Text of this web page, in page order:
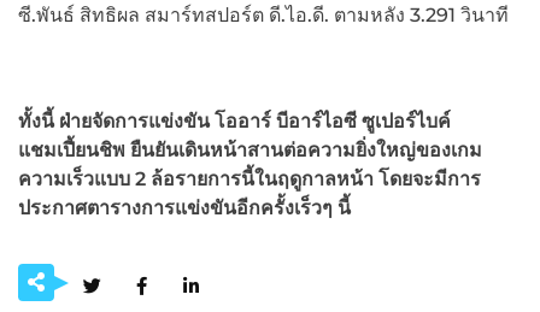
ซี.พันธ์ สิทธิผล สมาร์ทสปอร์ต ดี.ไอ.ดี. ตามหลัง 3.291 วินาที
ทั้งนี้ ฝ่ายจัดการแข่งขัน โออาร์ บีอาร์ไอซี ซูเปอร์ไบค์
แชมเปี้ยนชิพ ยืนยันเดินหน้าสานต่อความยิ่งใหญ่ของเกม
ความเร็วแบบ 2 ล้อรายการนี้ในฤดูกาลหน้า โดยจะมีการ
ประกาศตารางการแข่งขันอีกครั้งเร็วๆ นี้